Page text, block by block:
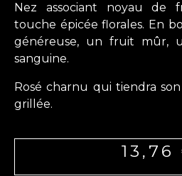
Nez associant noyau de
touche épicée florales. En
généreuse, un fruit mûr,
sanguine.
Rosé charnu qui tiendra
grillée.
13,76